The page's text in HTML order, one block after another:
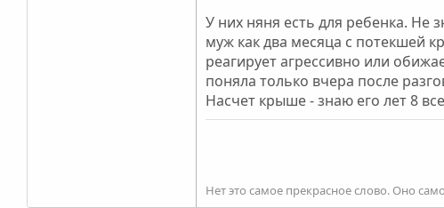
У них няня есть для ребенка. Не
муж как два месяца с потекшей
реагирует агрессивно или
поняла только вчера после
Насчет крыше - знаю его лет 8
Нет это самое прекрасное слово. Оно